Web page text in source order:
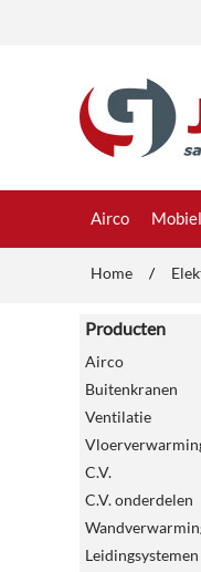
Airco
Home /
Producten
Airco
Buitenkranen
Ventilatie
C.V.
C.V. onderdelen
Leidingsystemen